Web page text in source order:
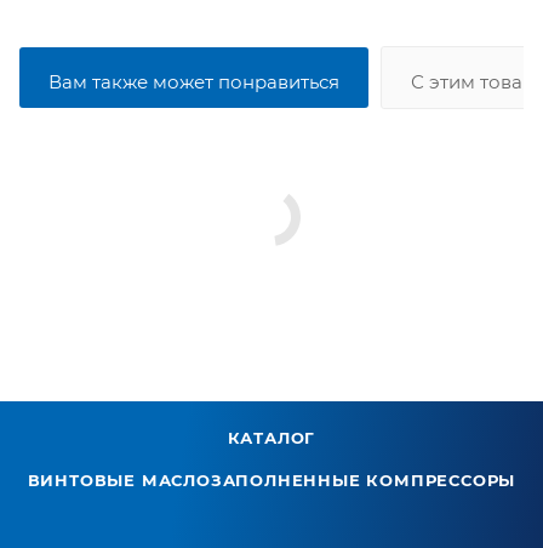
Вам также может понравиться С этим
КАТАЛОГ
ВИНТОВЫЕ МАСЛОЗАПОЛНЕННЫЕ КОМПРЕССОРЫ